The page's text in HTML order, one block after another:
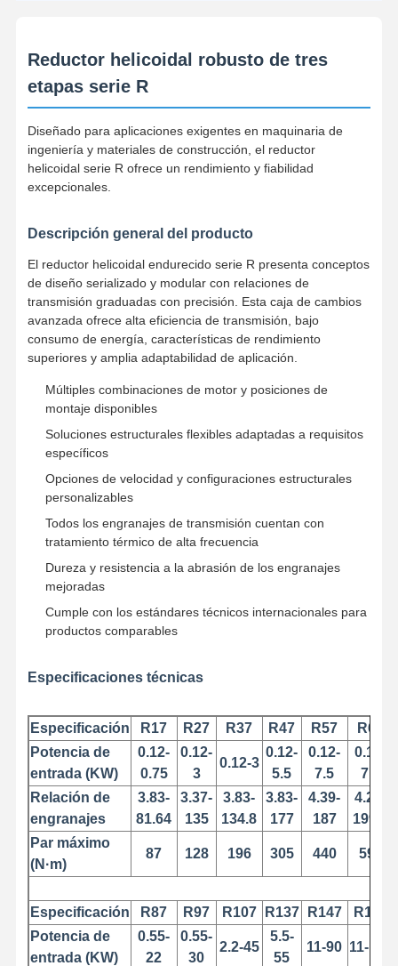
Inicio Productos Videos
Sobre
Nosotros
Visita A La
Control De
Contacto Noticias
Reductor helicoidal robusto de tres
etapas serie R
Diseñado para aplicaciones exigentes en maquinaria de
ingeniería y materiales de construcción, el reductor
helicoidal serie R ofrece un rendimiento y fiabilidad
excepcionales.
Descripción general del producto
El reductor helicoidal endurecido serie R presenta conceptos
de diseño serializado y modular con relaciones de
transmisión graduadas con precisión. Esta caja de cambios
avanzada ofrece alta eficiencia de transmisión, bajo
consumo de energía, características de rendimiento
superiores y amplia adaptabilidad de aplicación.
Múltiples combinaciones de motor y posiciones de
montaje disponibles
Soluciones estructurales flexibles adaptadas a requisitos
específicos
Opciones de velocidad y configuraciones estructurales
personalizables
Todos los engranajes de transmisión cuentan con
tratamiento térmico de alta frecuencia
Dureza y resistencia a la abrasión de los engranajes
mejoradas
Cumple con los estándares técnicos internacionales para
productos comparables
Especificaciones técnicas
Especificación R17 R27 R37 R47 R57
R67
Potencia de
entrada (KW)
0.12-
0.75
0.12-
3
0.12-3
0.12-
5.5
0.12-
7.5
0.12-
7.5
Relación de
engranajes
3.83-
81.64
3.37-
135
3.83-
134.8
3.83-
177
4.39-
187
4.29-
199.8
Par máximo
(N·m)
87 128 196 305 440 595
Especificación R87 R97 R107 R137 R147
R167
Potencia de
entrada (KW)
0.55-
22
0.55-
30
2.2-45
5.5-
55
11-90 11-160